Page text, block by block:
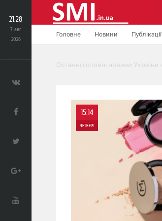
Головне Новини Публікації
21:28
7 авг
2026
Останні головні новини України
15:14
ЧЕТВЕРГ